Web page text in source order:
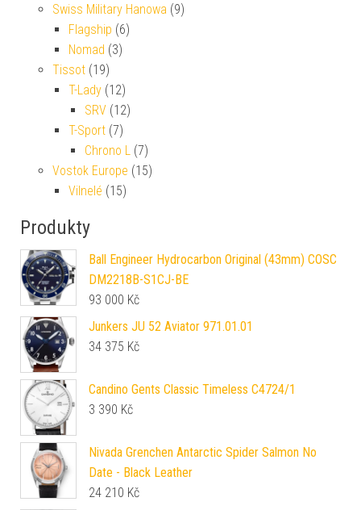
Swiss Military Hanowa (9)
Flagship (6)
Nomad (3)
Tissot (19)
T-Lady (12)
SRV (12)
T-Sport (7)
Chrono L (7)
Vostok Europe (15)
Vilnelé (15)
Produkty
Ball Engineer Hydrocarbon Original (43mm) COSC
DM2218B-S1CJ-BE
93 000 Kč
Junkers JU 52 Aviator 971.01.01
34 375 Kč
Candino Gents Classic Timeless C4724/1
3 390 Kč
Nivada Grenchen Antarctic Spider Salmon No
Date - Black Leather
24 210 Kč